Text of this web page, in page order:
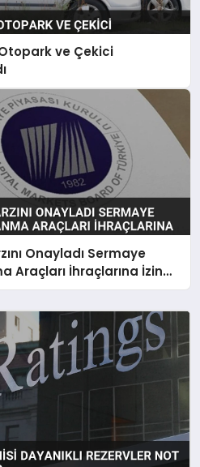
ve Çekici
Onayladı Sermaye
Araçları İhraçlarına İzin